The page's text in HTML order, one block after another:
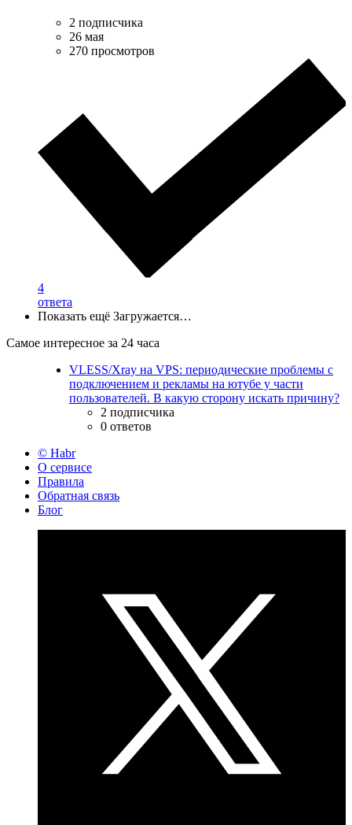
2 подписчика
26 мая
270 просмотров
4
ответа
Показать ещё Загружается…
Самое интересное за 24 часа
VLESS/Xray на VPS: периодические проблемы с
подключением и рекламы на ютубе у части
пользователей. В какую сторону искать причину?
2 подписчика
0 ответов
© Habr
О сервисе
Правила
Обратная связь
Блог